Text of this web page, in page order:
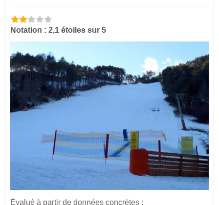
Notation : 2,1 étoiles sur 5
Évalué à partir de données concrètes :